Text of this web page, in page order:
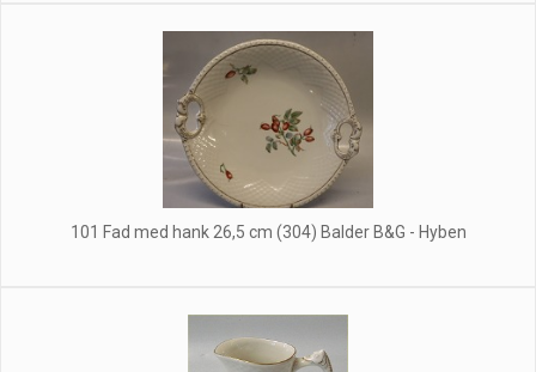
101 Fad med hank 26,5 cm (304) Balder B&G - Hyben